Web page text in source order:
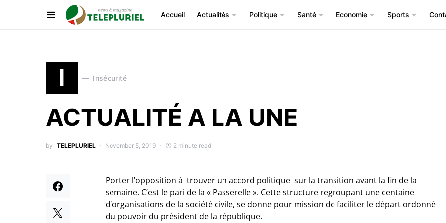
Accueil Actualités Politique Santé Economie Sports
I Insécurité
ACTUALITÉ A LA UNE
by TELEPLURIEL November 5, 2019 2 minute read
Porter l’opposition à trouver un accord politique sur la transition avant la fin de la
semaine. C’est le pari de la « Passerelle ». Cette structure regroupant une centaine
d’organisations de la société civile, se donne pour mission de faciliter le départ ordonné
du pouvoir du président de la république.